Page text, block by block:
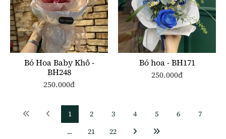
Bó Hoa Baby Khô -
BH248
250.000đ
Bó hoa - BH171
250.000đ
1 2 3 4 5 6
7
...
21 22